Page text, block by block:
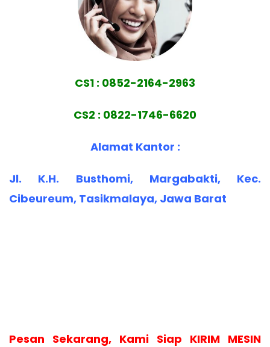
CS1 : 0852-2164-2963
CS2 : 0822-1746-6620
Alamat Kantor :
Jl. K.H. Busthomi, Margabakti, Kec.
Cibeureum, Tasikmalaya, Jawa Barat
Pesan Sekarang, Kami Siap KIRIM MESIN